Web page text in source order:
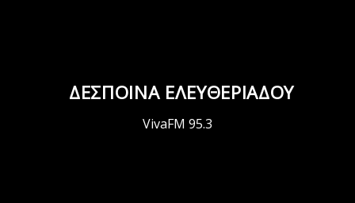
ΔΕΣΠΟΙΝΑ ΕΛΕΥΘΕΡΙΑΔΟΥ
VivaFM 95.3